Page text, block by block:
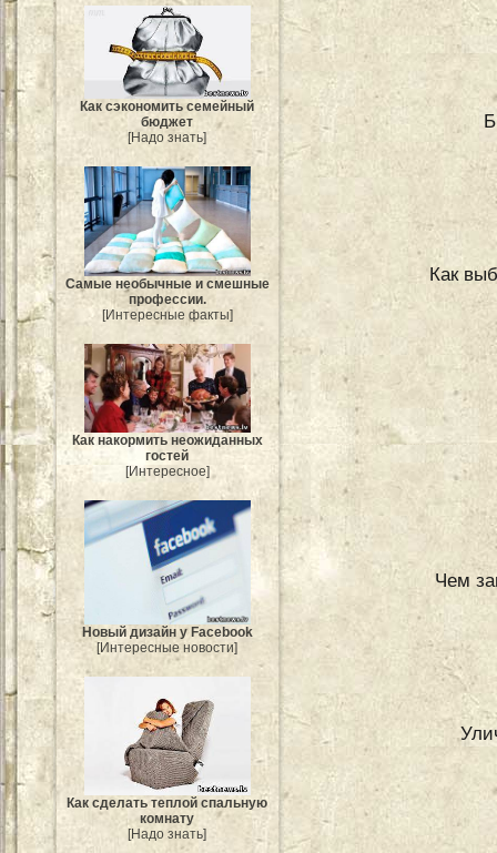
Как сэкономить семейный
бюджет
[Надо знать]
Самые необычные и смешные
профессии.
[Интересные факты]
Как накормить неожиданных
гостей
[Интересное]
Новый дизайн у Facebook
[Интересные новости]
Как сделать теплой спальную
комнату
[Надо знать]
Как
Чем